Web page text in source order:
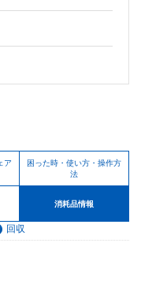
ア
困った時・使い方・操作方
法
消耗品情報
回収